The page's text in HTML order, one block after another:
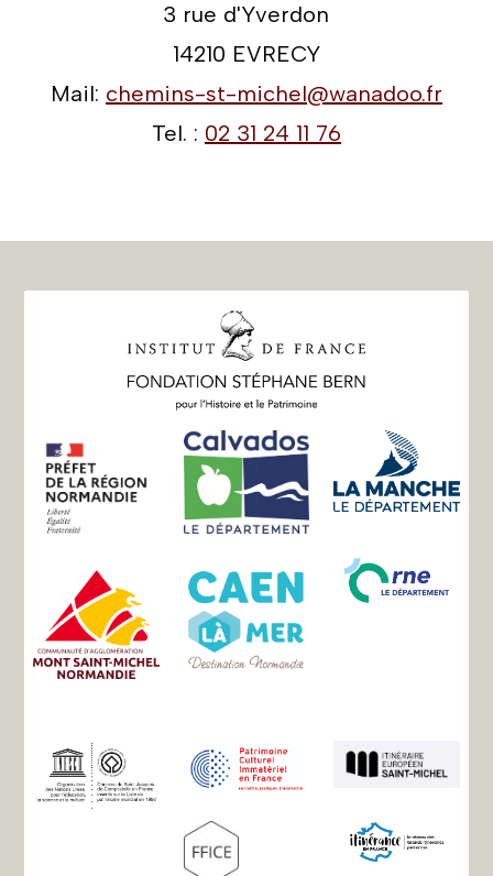
3 rue d'Yverdon
14210 EVRECY
Mail: chemins-st-michel@wanadoo.fr
Tel. : 02 31 24 11 76